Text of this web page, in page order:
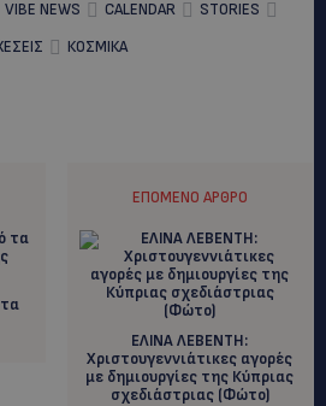
VIBE NEWS CALENDAR
STORIES
ΚΟΣΜΙΚΑ
ΕΠΌΜΕΝΟ ΆΡΘΡΟ
ΕΛΙΝΑ ΛΕΒΕΝΤΗ:
Χριστουγεννιάτικες αγορές
με δημιουργίες της Κύπριας
σχεδιάστριας (Φώτο)